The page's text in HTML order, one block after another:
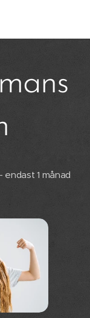
endast 1 månad